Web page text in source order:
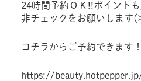
24時間予約ＯＫ!!ポイント
非チェックをお願いします
コチラからご予約できます！
https://